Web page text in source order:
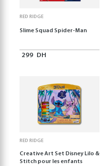
RED RIDGE
Slime Squad Spider-Man
299 DH
RED RIDGE
Creative Art Set Disney Lilo &
Stitch pour les enfants